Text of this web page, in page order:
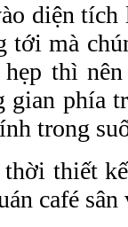
diện tích
tới mà
hẹp thì
gian phía
trong
thiết kế
café